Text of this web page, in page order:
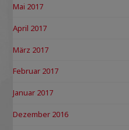
Mai 2017
April 2017
März 2017
Februar 2017
Januar 2017
Dezember 2016